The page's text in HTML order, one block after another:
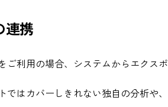
連携
ご利用の場合、システムからエクス
ではカバーしきれない独自の分析や